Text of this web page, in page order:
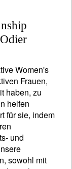
Women's
Frauen,
haben, zu
helfen
für sie, indem
und
sowohl mit